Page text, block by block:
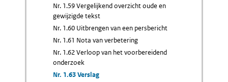
Nr. 1.59 Vergelijkend overzicht oude en
gewijzigde tekst
Nr. 1.60 Uitbrengen van een persbericht
Nr. 1.61 Nota van verbetering
Nr. 1.62 Verloop van het voorbereidend
onderzoek
Nr. 1.63 Verslag